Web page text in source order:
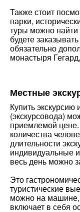
Также стоит
парки,
туры можно найти
будете
обязательно
монастыря
Местные
Купить экскурсию
(экскурсовода)
приемлемой цене.
количества
длительности
индивидуальные
весь день можно
Это
туристические
можно на машине,
включает в себя